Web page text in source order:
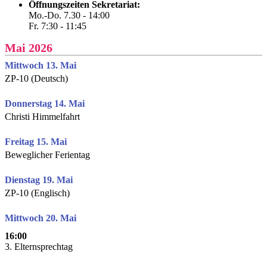
Öffnungszeiten Sekretariat:
Mo.-Do. 7.30 - 14:00
Fr. 7:30 - 11:45
Mai 2026
Mittwoch 13. Mai
ZP-10 (Deutsch)
Donnerstag 14. Mai
Christi Himmelfahrt
Freitag 15. Mai
Beweglicher Ferientag
Dienstag 19. Mai
ZP-10 (Englisch)
Mittwoch 20. Mai
16:00
3. Elternsprechtag